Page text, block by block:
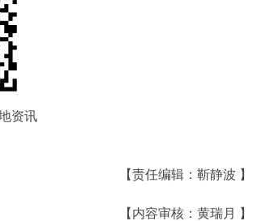
资讯
【责任编辑：靳静波 】
【内容审核：黄瑞月 】